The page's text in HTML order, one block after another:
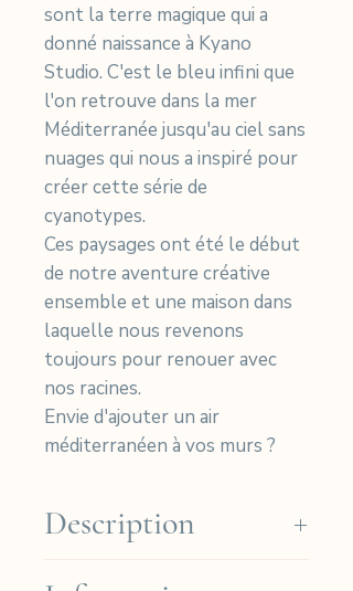
sont la terre magique qui a
donné naissance à Kyano
Studio. C'est le bleu infini que
l'on retrouve dans la mer
Méditerranée jusqu'au ciel sans
nuages qui nous a inspiré pour
créer cette série de
cyanotypes.
Ces paysages ont été le début
de notre aventure créative
ensemble et une maison dans
laquelle nous revenons
toujours pour renouer avec
nos racines.
Envie d'ajouter un air
méditerranéen à vos murs ?
Description